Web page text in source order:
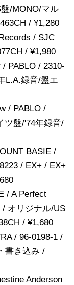
/MONO/マル
/ ¥1,280
/ SJC
/ ¥1,980
PABLO / 2310-
L.A.録音/盤エ
/ PABLO /
ツ盤/'74年録音/
BASIE /
/ EX+ / EX+
/ A Perfect
/ オリジナル/US
/ ¥1,680
/ 96-0198-1 /
書き込み /
Anderson